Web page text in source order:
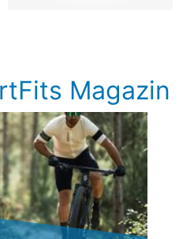
Magazin